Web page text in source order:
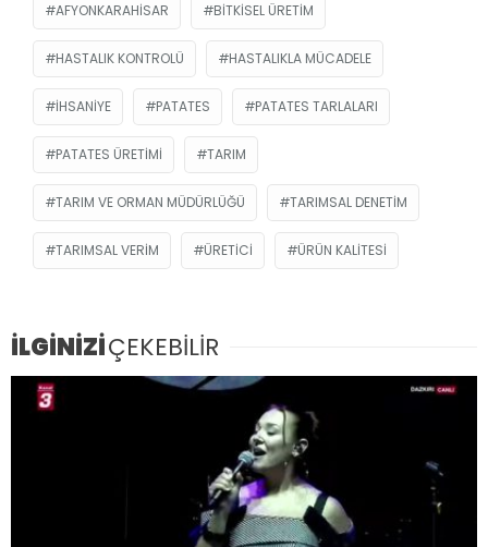
AFYONKARAHISAR BITKISEL ÜRETIM
HASTALIK KONTROLÜ HASTALIKLA MÜCADELE
İHSANIYE PATATES PATATES TARLALARI
PATATES ÜRETIMI TARIM
TARIM VE ORMAN MÜDÜRLÜĞÜ TARIMSAL DENETIM
TARIMSAL VERIM ÜRETICI ÜRÜN KALITESI
İLGİNİZİÇEKEBİLİR